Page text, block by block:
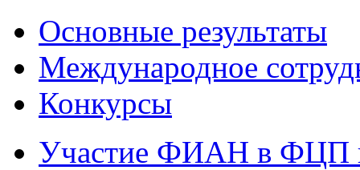
Основные результаты
Международное
Конкурсы
Участие ФИАН в ФЦП